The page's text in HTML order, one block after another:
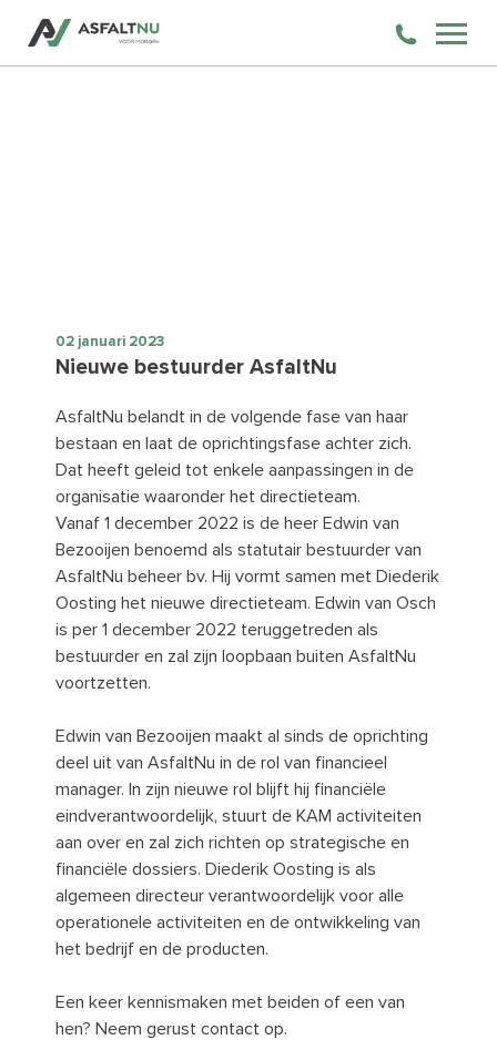
02 januari 2023
Nieuwe bestuurder AsfaltNu
AsfaltNu belandt in de volgende fase van haar
bestaan en laat de oprichtingsfase achter zich.
Dat heeft geleid tot enkele aanpassingen in de
organisatie waaronder het directieteam.
Vanaf 1 december 2022 is de heer Edwin van
Bezooijen benoemd als statutair bestuurder van
AsfaltNu beheer bv. Hij vormt samen met Diederik
Oosting het nieuwe directieteam. Edwin van Osch
is per 1 december 2022 teruggetreden als
bestuurder en zal zijn loopbaan buiten AsfaltNu
voortzetten.
Edwin van Bezooijen maakt al sinds de oprichting
deel uit van AsfaltNu in de rol van financieel
manager. In zijn nieuwe rol blijft hij financiële
eindverantwoordelijk, stuurt de KAM activiteiten
aan over en zal zich richten op strategische en
financiële dossiers. Diederik Oosting is als
algemeen directeur verantwoordelijk voor alle
operationele activiteiten en de ontwikkeling van
het bedrijf en de producten.
Een keer kennismaken met beiden of een van
hen? Neem gerust contact op.